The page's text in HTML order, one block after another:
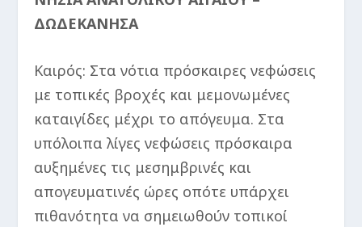
ΔΩΔΕΚΑΝΗΣΑ
Καιρός: Στα νότια πρόσκαιρες νεφώσεις
με τοπικές βροχές και μεμονωμένες
καταιγίδες μέχρι το απόγευμα. Στα
υπόλοιπα λίγες νεφώσεις πρόσκαιρα
αυξημένες τις μεσημβρινές και
απογευματινές ώρες οπότε υπάρχει
πιθανότητα να σημειωθούν τοπικοί